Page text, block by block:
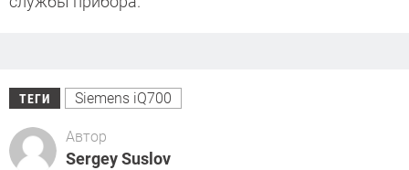
ТЕГИ Siemens iQ700
Автор
Sergey Suslov